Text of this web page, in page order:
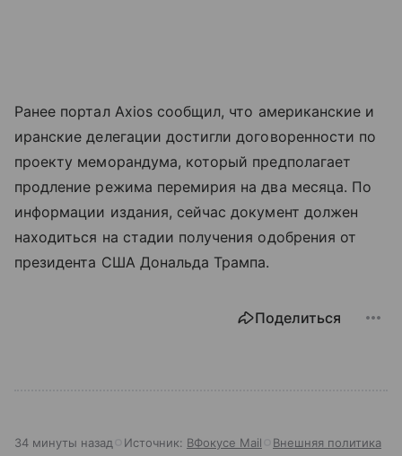
Ранее портал Axios сообщил, что американские и
иранские делегации достигли договоренности по
проекту меморандума, который предполагает
продление режима перемирия на два месяца. По
информации издания, сейчас документ должен
находиться на стадии получения одобрения от
президента США Дональда Трампа.
Поделиться
34 минуты назад Источник: ВФокусе Mail Внешняя политика